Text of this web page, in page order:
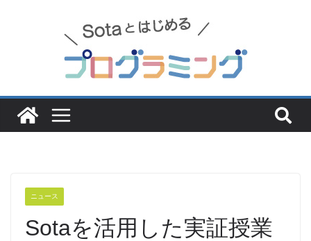
ニュース
Sotaを活用した実証授業